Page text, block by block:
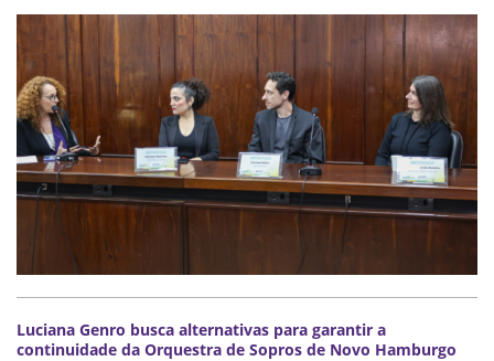
Luciana Genro busca alternativas para garantir a
continuidade da Orquestra de Sopros de Novo Hamburgo